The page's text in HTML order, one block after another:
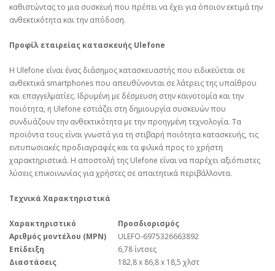
καθιστώντας το μια συσκευή που πρέπει να έχει για όποιον εκτιμά την
ανθεκτικότητα και την απόδοση.
Προφίλ εταιρείας κατασκευής Ulefone
Η Ulefone είναι ένας διάσημος κατασκευαστής που ειδικεύεται σε
ανθεκτικά smartphones που απευθύνονται σε λάτρεις της υπαίθρου
και επαγγελματίες. Ιδρυμένη με δέσμευση στην καινοτομία και την
ποιότητα, η Ulefone εστιάζει στη δημιουργία συσκευών που
συνδυάζουν την ανθεκτικότητα με την προηγμένη τεχνολογία. Τα
προϊόντα τους είναι γνωστά για τη στιβαρή ποιότητα κατασκευής, τις
εντυπωσιακές προδιαγραφές και τα φιλικά προς το χρήστη
χαρακτηριστικά. Η αποστολή της Ulefone είναι να παρέχει αξιόπιστες
λύσεις επικοινωνίας για χρήστες σε απαιτητικά περιβάλλοντα.
Τεχνικά Χαρακτηριστικά
Χαρακτηριστικό
Προσδιορισμός
Αριθμός μοντέλου (MPN)
ULEFO-6975326663892
Επίδειξη
6,78 ίντσες
Διαστάσεις
182,8 x 86,8 x 18,5 χλστ